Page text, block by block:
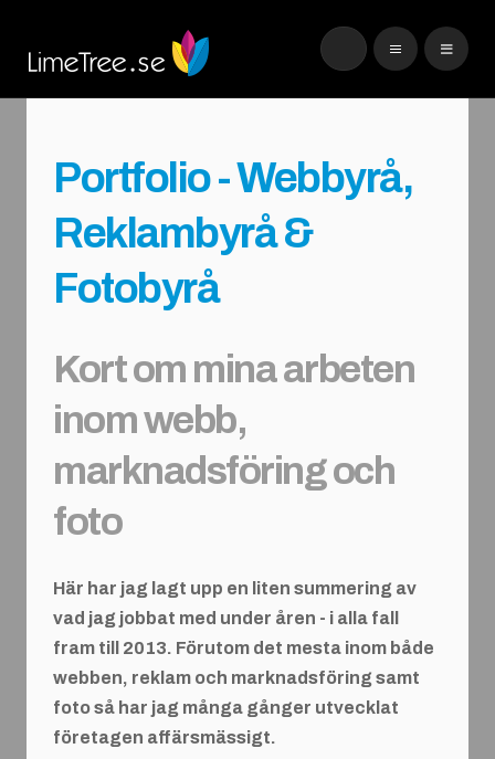
Portfolio - Webbyrå,
Reklambyrå &
Fotobyrå
Kort om mina arbeten
inom webb,
marknadsföring och
foto
Här har jag lagt upp en liten summering av
vad jag jobbat med under åren - i alla fall
fram till 2013. Förutom det mesta inom både
webben, reklam och marknadsföring samt
foto så har jag många gånger utvecklat
företagen affärsmässigt.